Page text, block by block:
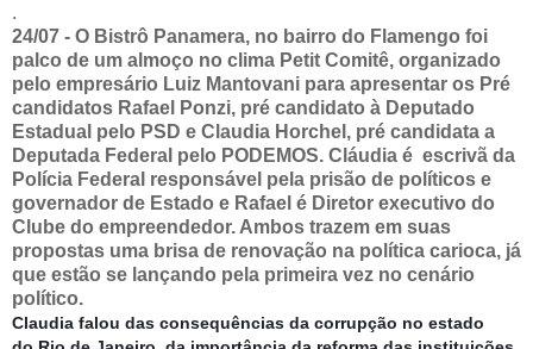
.
24/07 - O Bistrô Panamera, no bairro do Flamengo foi
palco de um almoço no clima Petit Comitê, organizado
pelo empresário Luiz Mantovani para apresentar os Pré
candidatos Rafael Ponzi, pré candidato à Deputado
Estadual pelo PSD e Claudia Horchel, pré candidata a
Deputada Federal pelo PODEMOS. Cláudia é escrivã da
Polícia Federal responsável pela prisão de políticos e
governador de Estado e Rafael é Diretor executivo do
Clube do empreendedor. Ambos trazem em suas
propostas uma brisa de renovação na política carioca, já
que estão se lançando pela primeira vez no cenário
político.
Claudia falou das consequências da corrupção no estado